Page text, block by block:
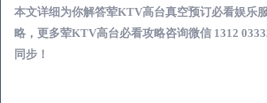
本文详细为你解答荤KTV高台真空预订必看娱乐
略，更多荤KTV高台必看攻略咨询微信 1312
同步！